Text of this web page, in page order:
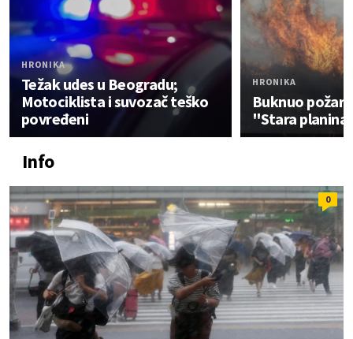
HRONIKA
Težak udes u Beogradu;
Motociklista i suvozač teško
povređeni
HRONIKA
Buknuo požar
"Stara
Info
0